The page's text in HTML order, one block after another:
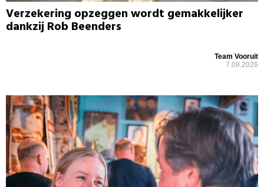
Verzekering opzeggen wordt gemakkelijker
dankzij Rob Beenders
Team Vooruit
7.08.2026